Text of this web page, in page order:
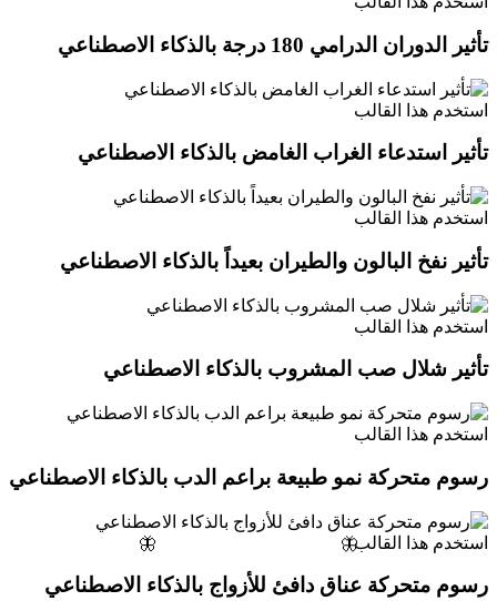
🦋 🦋
تأثير الدوران الدرامي 180 درجة بالذكاء الاصطناعي
استخدم هذا القالب
تأثير استدعاء الغراب الغامض بالذكاء الاصطناعي
استخدم هذا القالب
تأثير نفخ البالون والطيران بعيداً بالذكاء الاصطناعي
استخدم هذا القالب
تأثير شلال صب المشروب بالذكاء الاصطناعي
استخدم هذا القالب
رسوم متحركة نمو طبيعة براعم الدب بالذكاء الاصطناعي
استخدم هذا القالب
رسوم متحركة عناق دافئ للأزواج بالذكاء الاصطناعي